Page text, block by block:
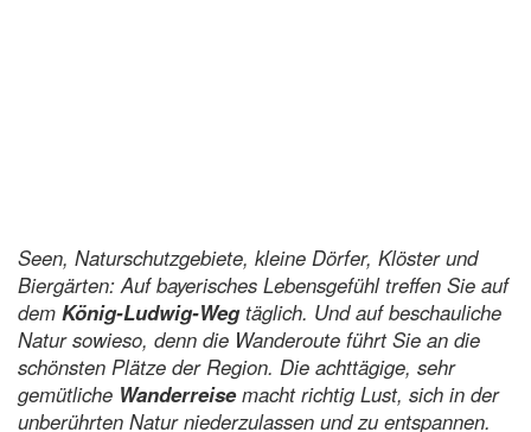
Seen, Naturschutzgebiete, kleine Dörfer, Klöster und
Biergärten: Auf bayerisches Lebensgefühl treffen Sie auf
dem König-Ludwig-Wegtäglich. Und auf beschauliche
Natur sowieso, denn die Wanderoute führt Sie an die
schönsten Plätze der Region. Die achttägige, sehr
gemütliche Wanderreisemacht richtig Lust, sich in der
unberührten Natur niederzulassen und zu entspannen.